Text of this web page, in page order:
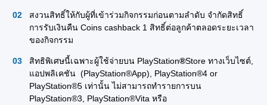
สงวนสิทธิ์ให้กับผู้ที่เข้าร่วมกิจกรรมก่อนตามลำดับ จำกัดสิทธิ์
การรับเงินคืน Coins cashback 1 สิทธิ์ต่อลูกค้าตลอดระยะเวลา
ของกิจกรรม
สิทธิพิเศษนี้เฉพาะผู้ใช้จ่ายบน PlayStation®Store ทางเว็บไซต์,
แอปพลิเคชัน (PlayStation®App), PlayStation®4 or
PlayStation®5 เท่านั้น ไม่สามารถทำรายการบน
PlayStation®3, PlayStation®Vita หรือ